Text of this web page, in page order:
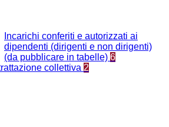
Incarichi conferiti e autorizzati ai
dipendenti (dirigenti e non dirigenti)
(da pubblicare in tabelle) 6
collettiva 2